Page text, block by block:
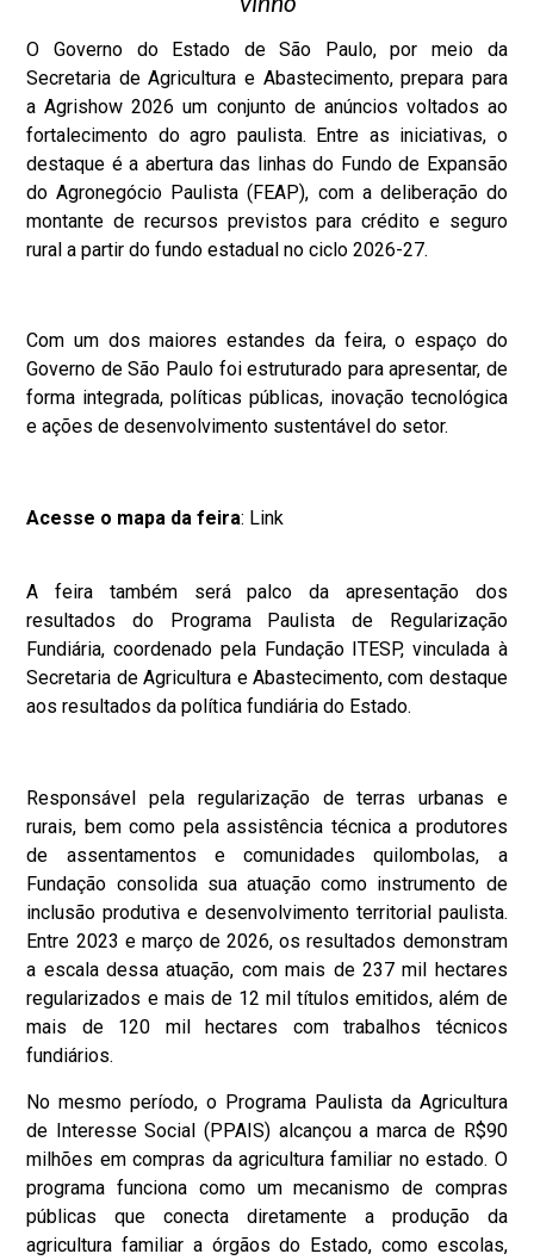
O Governo do Estado de São Paulo, por meio da
Secretaria de Agricultura e Abastecimento, prepara para
aAgrishow 2026 um conjunto de anúncios voltados ao
fortalecimento do agro paulista. Entre as iniciativas, o
destaque é a abertura das linhas do Fundo de Expansão
do Agronegócio Paulista (FEAP), com a deliberação do
montante de recursos previstos para crédito e seguro
rural a partir do fundo estadual no ciclo 2026-27.
Com um dos maiores estandes da feira, o espaço do
Governo de São Paulo foi estruturado para apresentar, de
forma integrada, políticas públicas, inovação tecnológica
e ações de desenvolvimento sustentável do setor.
Acesse o mapa da feira: Link
A feira também será palco da apresentação dos
resultados do Programa Paulista de Regularização
Fundiária, coordenado pela Fundação ITESP, vinculada à
Secretaria de Agricultura e Abastecimento, com destaque
aos resultados da política fundiária do Estado.
Responsável pela regularização de terras urbanas e
rurais, bem como pela assistência técnica a produtores
de assentamentos e comunidades quilombolas, a
Fundação consolida sua atuação como instrumento de
inclusão produtiva e desenvolvimento territorial paulista.
Entre 2023 e março de 2026, os resultados demonstram
a escala dessa atuação, com mais de 237 mil hectares
regularizados e mais de 12 mil títulos emitidos, além de
mais de 120 mil hectares com trabalhos técnicos
fundiários.
No mesmo período, o Programa Paulista da Agricultura
de Interesse Social (PPAIS) alcançou a marca de R$90
milhões em compras da agricultura familiar no estado. O
programa funciona como um mecanismo de compras
públicas que conecta diretamente a produção da
agricultura familiar a órgãos do Estado, como escolas,